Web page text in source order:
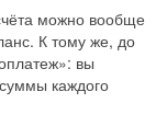
можно вообще
К тому же, до
вы
каждого